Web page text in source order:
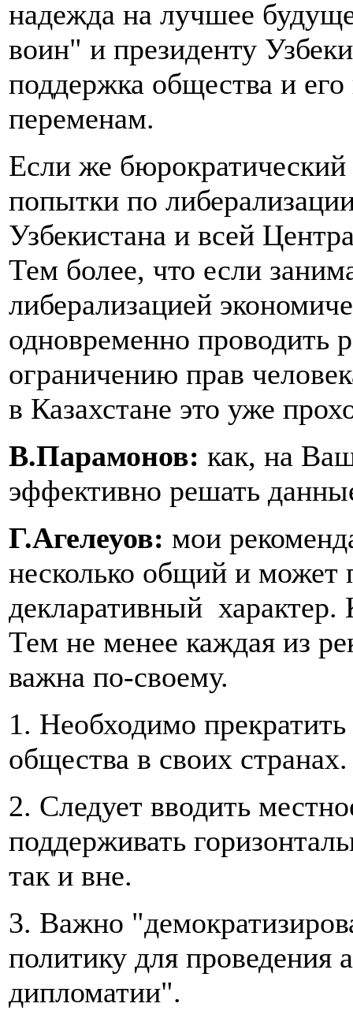
надежда на лучшее
воин" и президенту
поддержка общества и
переменам.
Если же бюрократический
попытки по
Узбекистана и всей
Тем более, что если
либерализацией
одновременно проводить
ограничению прав
в Казахстане это уже
В.Парамонов: как, на
эффективно решать
Г.Агелеуов: мои
несколько общий и может
декларативный
Тем не менее каждая из
важна по-своему.
1. Необходимо
общества в своих странах.
2. Следует вводить
поддерживать
так и вне.
3. Важно
политику для проведения
дипломатии".